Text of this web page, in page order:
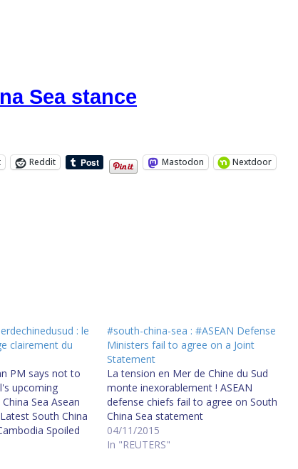
Sea stance
Reddit Mastodon Nextdoor
: le
clairement du
PM says not to
upcoming
Sea Asean
South China
Spoiled
Reports កម្ពុជា​
មុទ្រ​ចិន​ខាងត្បូង
#south-china-sea : #ASEAN Defense
Ministers fail to agree on a Joint
Statement
La tension en Mer de Chine du Sud
monte inexorablement ! ASEAN
defense chiefs fail to agree on South
China Sea statement
04/11/2015
In "REUTERS"